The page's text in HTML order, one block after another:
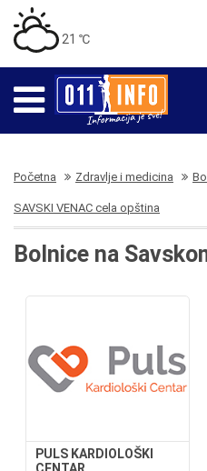
21 ℃
Početna Zdravlje i medicina
SAVSKI VENAC cela opština
Bolnice na
PULS KARDIOLOŠKI